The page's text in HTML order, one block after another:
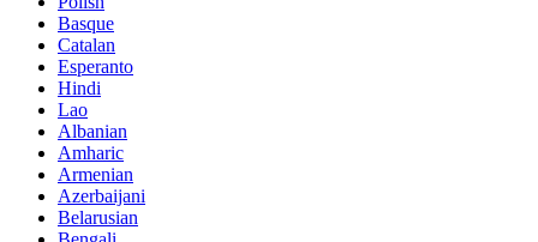
Basque
Catalan
Esperanto
Hindi
Lao
Albanian
Amharic
Armenian
Azerbaijani
Belarusian